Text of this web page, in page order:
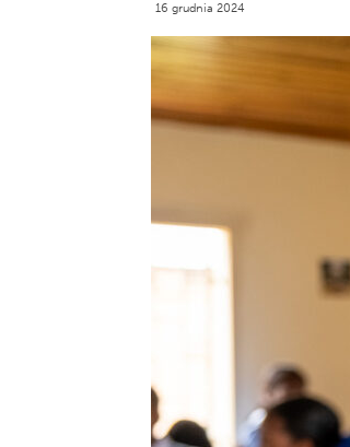
16 grudnia 2024